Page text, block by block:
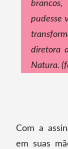
pudesse
diretora
Natura.
Com a
em suas